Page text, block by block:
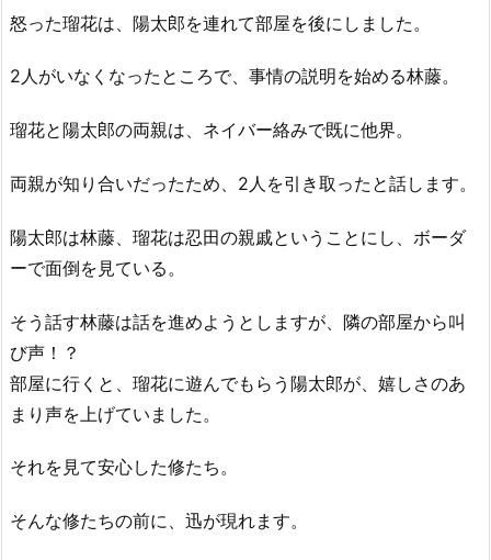
怒った瑠花は、陽太郎を連れて部屋を後にしました。
2人がいなくなったところで、事情の説明を始める林藤。
瑠花と陽太郎の両親は、ネイバー絡みで既に他界。
両親が知り合いだったため、2人を引き取ったと話します。
陽太郎は林藤、瑠花は忍田の親戚ということにし、ボーダ
ーで面倒を見ている。
そう話す林藤は話を進めようとしますが、隣の部屋から叫
び声！？
部屋に行くと、瑠花に遊んでもらう陽太郎が、嬉しさのあ
まり声を上げていました。
それを見て安心した修たち。
そんな修たちの前に、迅が現れます。